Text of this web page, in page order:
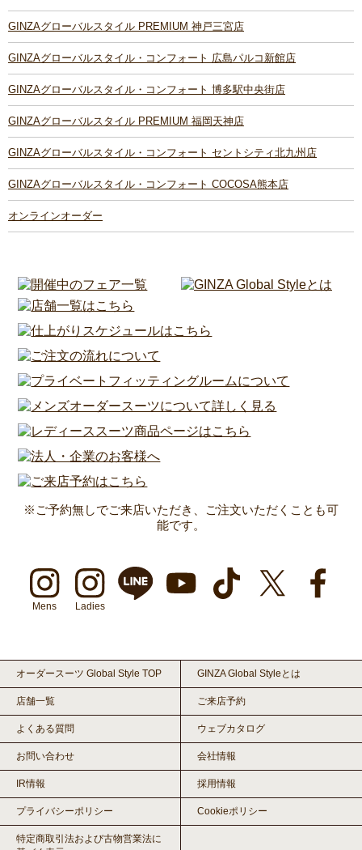
GINZAグローバルスタイル PREMIUM 神戸三宮店
GINZAグローバルスタイル・コンフォート 広島パルコ新館店
GINZAグローバルスタイル・コンフォート 博多駅中央街店
GINZAグローバルスタイル PREMIUM 福岡天神店
GINZAグローバルスタイル・コンフォート セントシティ北九州店
GINZAグローバルスタイル・コンフォート COCOSA熊本店
オンラインオーダー
※ご予約無しでご来店いただき、ご注文いただくことも可
能です。
Mens Ladies
オーダースーツ Global Style TOP GINZA Global Styleとは
店舗一覧 ご来店予約
よくある質問 ウェブカタログ
お問い合わせ 会社情報
IR情報 採用情報
プライバシーポリシー Cookieポリシー
特定商取引法および古物営業法に